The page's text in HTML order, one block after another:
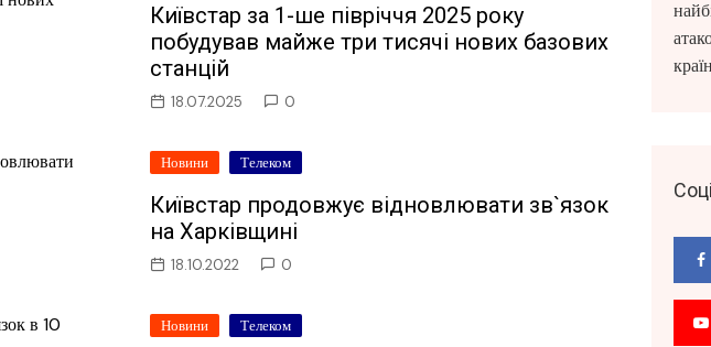
Київстар за 1-ше півріччя 2025 року
побудував майже три тисячі нових базових
станцій
18.07.2025 0
Новини Телеком
Київстар продовжує відновлювати зв`язок
на Харківщині
18.10.2022 0
Новини Телеком